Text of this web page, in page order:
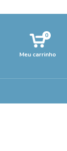
Meu carrinho
0